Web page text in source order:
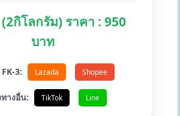
กิโลกรัม) ราคา : 950
บาท
3: Lazada Shopee
ทางอื่น: TikTok Line